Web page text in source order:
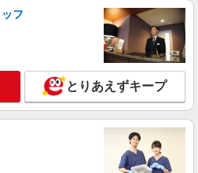
く☆病院での看護助手♪週3日OKの
円〜2312円 ＜交通費全支給(ガソリ
最寄：西船橋
詳細を見る
フ
とりあえずキープ